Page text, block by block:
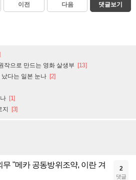
이전 다음 댓글보기
작으로 만드는 영화 살생부 [13]
다는 일본 눈나 [2]
[1]
지 [3]
무 "메카 공동방위조약, 이란 겨
2
댓글